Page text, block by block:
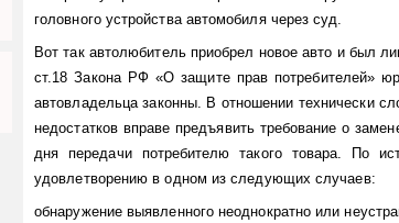
головного устройства автомобиля через суд.
Вот так автолюбитель приобрел новое авто и был
ст.18 Закона РФ «О защите прав потребителей»
автовладельца законны. В отношении технически
недостатков вправе предъявить требование о
дня передачи потребителю такого товара. По
удовлетворению в одном из следующих случаев:
обнаружение выявленного неоднократно или